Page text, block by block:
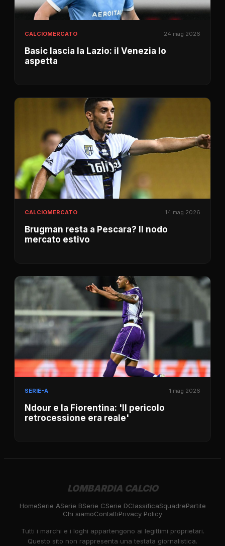
CALCIOMERCATO 24 mag 2026
Basic lascia la Lazio: il Venezia lo
aspetta
CALCIOMERCATO 14 mag 2026
Brugman resta a Pescara? Il nodo
mercato estivo
SERIE-A 1 mag 2026
Ndour e la Fiorentina: 'Il pericolo
retrocessione era reale'
LOMBARDIA CALCIO
HomeSerie ASerie BSerie CSerie DClassificaSquadrePartite
Chi siamoContattiPrivacy Policy
Tutti i marchi e i loghi appartengono ai legittimi proprietari.
Questo sito non rappresenta una testata giornalistica.